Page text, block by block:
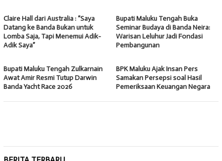
Claire Hall dari Australia : “Saya
Datang ke Banda Bukan untuk
Lomba Saja, Tapi Menemui Adik-
Adik Saya”
Bupati Maluku Tengah Buka
Seminar Budaya di Banda Neira:
Warisan Leluhur Jadi Fondasi
Pembangunan
Bupati Maluku Tengah Zulkarnain
Awat Amir Resmi Tutup Darwin
Banda Yacht Race 2026
BPK Maluku Ajak Insan Pers
Samakan Persepsi soal Hasil
Pemeriksaan Keuangan Negara